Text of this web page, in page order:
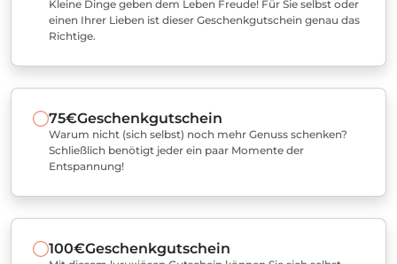
Kleine Dinge geben dem Leben Freude! Für Sie selbst oder
einen Ihrer Lieben ist dieser Geschenkgutschein genau das
Richtige.
75€Geschenkgutschein
Warum nicht (sich selbst) noch mehr Genuss schenken?
Schließlich benötigt jeder ein paar Momente der
Entspannung!
100€Geschenkgutschein